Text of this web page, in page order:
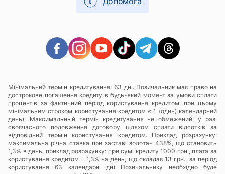
Мінімальний термін кредитування: 63 дні. Позичальник має право на
дострокове погашення кредиту в будь-який момент за умови сплати
процентів за фактичний період користування кредитом, при цьому
мінімальним строком користування кредитом є 1 (один) календарний
день). Максимальный термін кредитування не обмежений, у разі
своєчасного подовження договору шляхом сплати відсотків за
відповідний термін користування кредитом. Приклад розрахунку:
максимальна річна ставка при заставі золота- 438%, що становить
1,3% в день, приклад розрахунку: при сумі кредиту 1000 грн., плата за
користування кредитом - 1,3% на день, що складає 13 грн., за період
користування 63 календарні дні Позичальнику необхідно буде